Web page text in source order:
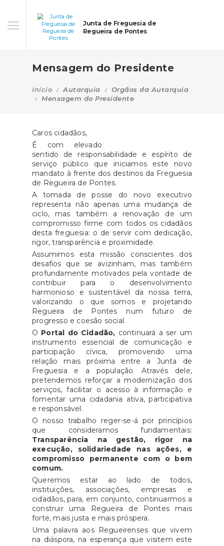
Junta de Freguesia de
Regueira de Pontes
Mensagem do Presidente
Início Autarquia
Orgãos da Autarquia
Mensagem do Presidente
Caros cidadãos,
É com elevado
sentido de responsabilidade e espírito de
serviço público que iniciamos este novo
mandato à frente dos destinos da Freguesia
de Regueira de Pontes.
A tomada de posse do novo executivo
representa não apenas uma mudança de
ciclo, mas também a renovação de um
compromisso firme com todos os cidadãos
desta freguesia: o de servir com dedicação,
rigor, transparência e proximidade.
Assumimos esta missão conscientes dos
desafios que se avizinham, mas também
profundamente motivados pela vontade de
contribuir para o desenvolvimento
harmonioso e sustentável da nossa terra,
valorizando o que somos e projetando
Regueira de Pontes num futuro de
progresso e coesão social.
O Portal do Cidadão, continuará a ser um
instrumento essencial de comunicação e
participação cívica, promovendo uma
relação mais próxima entre a Junta de
Freguesia e a população. Através dele,
pretendemos reforçar a modernização dos
serviços, facilitar o acesso à informação e
fomentar uma cidadania ativa, participativa
e responsável.
O nosso trabalho reger-se-á por princípios
que consideramos fundamentais:
Transparência na gestão, rigor na
execução, solidariedade nas ações, e
compromisso permanente com o bem
comum.
Queremos estar ao lado de todos,
instituições, associações, empresas e
cidadãos, para, em conjunto, continuarmos a
construir uma Regueira de Pontes mais
forte, mais justa e mais próspera.
Uma palavra aos Regueirenses que vivem
na diáspora, na esperança que visitem este